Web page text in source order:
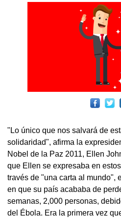
"Lo único que nos salvará de
solidaridad", afirma la
Nobel de la Paz 2011, Ellen
que Ellen se expresaba en
través de "una carta al mundo",
en que su país acababa de
semanas, 2,000 personas,
del Ébola. Era la primera vez